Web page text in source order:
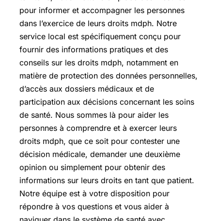
pour informer et accompagner les personnes
dans l’exercice de leurs droits mdph. Notre
service local est spécifiquement conçu pour
fournir des informations pratiques et des
conseils sur les droits mdph, notamment en
matière de protection des données personnelles,
d’accès aux dossiers médicaux et de
participation aux décisions concernant les soins
de santé. Nous sommes là pour aider les
personnes à comprendre et à exercer leurs
droits mdph, que ce soit pour contester une
décision médicale, demander une deuxième
opinion ou simplement pour obtenir des
informations sur leurs droits en tant que patient.
Notre équipe est à votre disposition pour
répondre à vos questions et vous aider à